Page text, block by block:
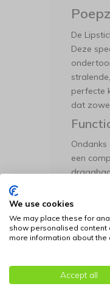
De
Deze
perfecte
dat
een
een tas.
Het
We use cookies
We may place these for
show personalised content
more information about
Accept all